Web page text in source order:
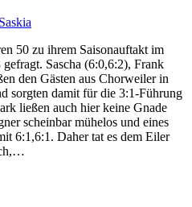
Saskia
50 zu ihrem Saisonauftakt im
Sascha (6:0,6:2), Frank
den Gästen aus Chorweiler in
sorgten damit für die 3:1-Führung
ließen auch hier keine Gnade
scheinbar mühelos und eines
6:1,6:1. Daher tat es dem Eiler